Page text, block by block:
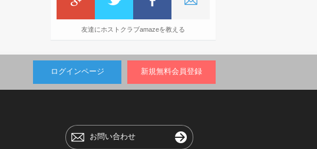
友達にホストクラブamazeを教える
ログインページ 新規無料会員登録
お問い合わせ